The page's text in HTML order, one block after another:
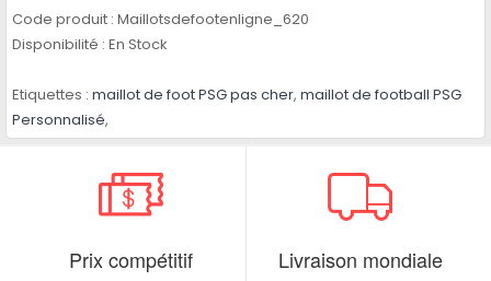
Code produit : Maillotsdefootenligne_620
Disponibilité : En Stock
Etiquettes : maillot de foot PSG pas cher, maillot de football PSG
Personnalisé,
Prix compétitif Livraison mondiale